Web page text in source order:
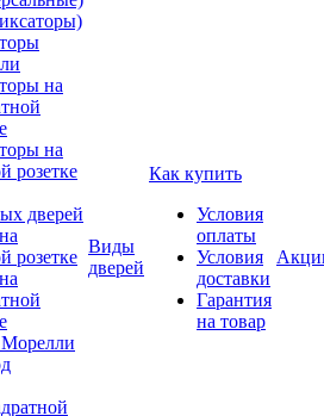
на
на
розетке
дверей
розетке
Виды
дверей
Как купить
Условия
оплаты
Условия
доставки
Гарантия
на товар